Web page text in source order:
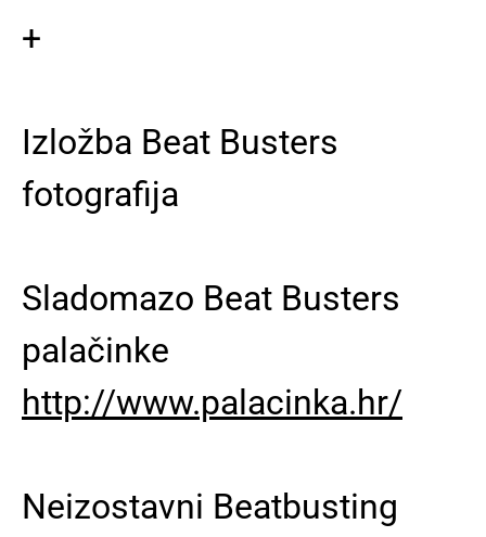
+
Izložba Beat Busters
fotografija
Sladomazo Beat Busters
palačinke
http://www.palacinka.hr/
Neizostavni Beatbusting